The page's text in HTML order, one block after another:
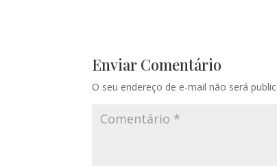
Enviar Comentário
O seu endereço de e-mail não será